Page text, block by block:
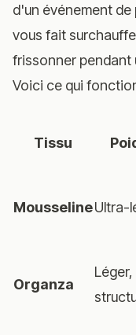
d'un événement de
vous fait
frissonner pendant
Voici ce qui
Tissu
MousselineUltra-
Organza
Léger,